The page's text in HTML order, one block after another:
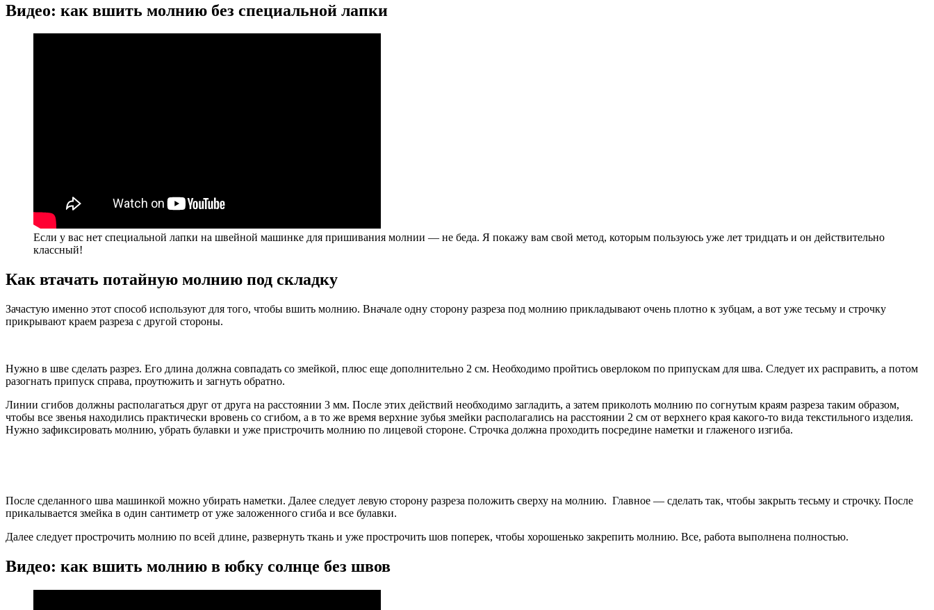
Видео: как вшить молнию без специальной лапки
Если у вас нет специальной лапки на швейной машинке для пришивания молнии — не беда. Я покажу вам свой метод, которым пользуюсь уже лет тридцать и он действительно
классный!
Как втачать потайную молнию под складку
Зачастую именно этот способ используют для того, чтобы вшить молнию. Вначале одну сторону разреза под молнию прикладывают очень плотно к зубцам, а вот уже тесьму и строчку
прикрывают краем разреза с другой стороны.
Нужно в шве сделать разрез. Его длина должна совпадать со змейкой, плюс еще дополнительно 2 см. Необходимо пройтись оверлоком по припускам для шва. Следует их расправить, а потом
разогнать припуск справа, проутюжить и загнуть обратно.
Линии сгибов должны располагаться друг от друга на расстоянии 3 мм. После этих действий необходимо загладить, а затем приколоть молнию по согнутым краям разреза таким образом,
чтобы все звенья находились практически вровень со сгибом, а в то же время верхние зубья змейки располагались на расстоянии 2 см от верхнего края какого-то вида текстильного изделия.
Нужно зафиксировать молнию, убрать булавки и уже пристрочить молнию по лицевой стороне. Строчка должна проходить посредине наметки и глаженого изгиба.
После сделанного шва машинкой можно убирать наметки. Далее следует левую сторону разреза положить сверху на молнию. Главное — сделать так, чтобы закрыть тесьму и строчку. После
прикалывается змейка в один сантиметр от уже заложенного сгиба и все булавки.
Далее следует прострочить молнию по всей длине, развернуть ткань и уже прострочить шов поперек, чтобы хорошенько закрепить молнию. Все, работа выполнена полностью.
Видео: как вшить молнию в юбку солнце без швов